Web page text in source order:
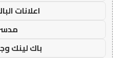
اعلانات
باك لينك